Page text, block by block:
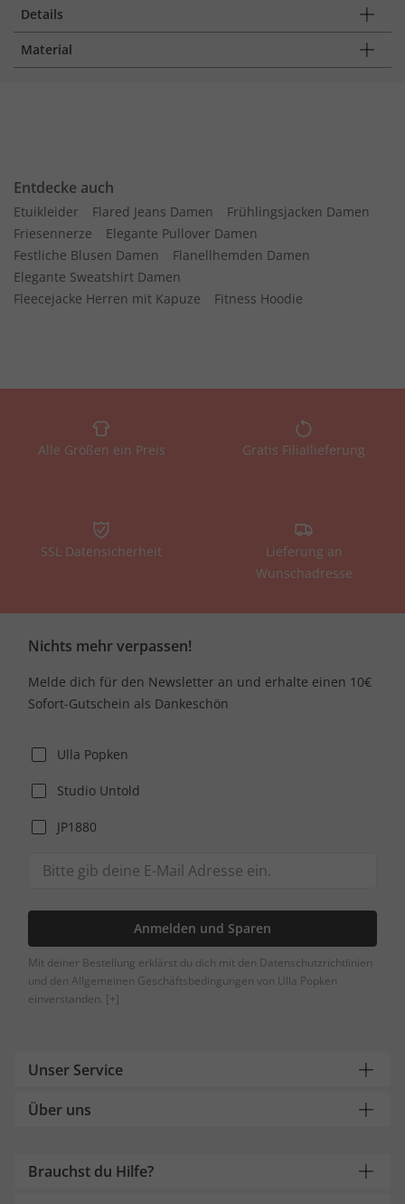
Details
Material
Entdecke auch
Etuikleider Flared Jeans Damen
Frühlingsjacken Damen
Friesennerze
Elegante Pullover Damen
Festliche Blusen Damen
Flanellhemden Damen
Elegante Sweatshirt Damen
Fleecejacke Herren mit Kapuze
Fitness Hoodie
Alle Größen ein Preis Gratis Filiallieferung
SSL Datensicherheit
Lieferung an
Wunschadresse
Nichts mehr verpassen!
Melde dich für den Newsletter an und erhalte einen 10€
Sofort-Gutschein als Dankeschön
Ulla Popken
Studio Untold
JP1880
Anmelden und Sparen
Mit deiner Bestellung erklärst du dich mit den Datenschutzrichtlinien
und den Allgemeinen Geschäftsbedingungen von Ulla Popken
einverstanden. [+]
Unser Service
Über uns
Brauchst du Hilfe?